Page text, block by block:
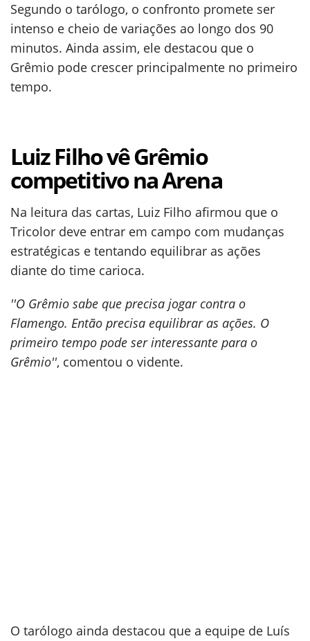
Segundo o tarólogo, o confronto promete ser
intenso e cheio de variações ao longo dos 90
minutos. Ainda assim, ele destacou que o
Grêmio pode crescer principalmente no primeiro
tempo.
Luiz Filho vê Grêmio
competitivo na Arena
Na leitura das cartas, Luiz Filho afirmou que o
Tricolor deve entrar em campo com mudanças
estratégicas e tentando equilibrar as ações
diante do time carioca.
''O Grêmio sabe que precisa jogar contra o
Flamengo. Então precisa equilibrar as ações. O
primeiro tempo pode ser interessante para o
Grêmio'', comentou o vidente.
O tarólogo ainda destacou que a equipe de Luís